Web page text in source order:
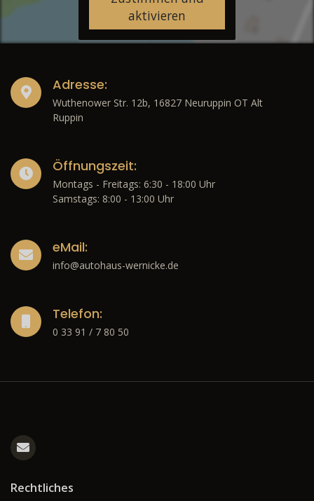
aktivieren
Adresse:
Wuthenower Str. 12b, 16827 Neuruppin OT Alt
Ruppin
Öffnungszeit:
Montags - Freitags: 6:30 - 18:00 Uhr
Samstags: 8:00 - 13:00 Uhr
eMail:
info@autohaus-wernicke.de
Telefon:
0 33 91 / 7 80 50
Rechtliches